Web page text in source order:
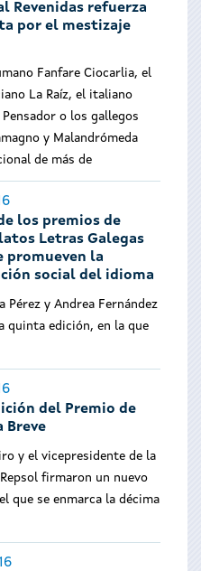
Revenidas refuerza
por el mestizaje
Fanfare Ciocarlia, el
La Raíz, el italiano
o los gallegos
y Malandrómeda
de más de
los premios de
Letras Galegas
promueven la
social del idioma
Pérez y Andrea Fernández
quinta edición, en la que
del Premio de
Breve
y el vicepresidente de la
firmaron un nuevo
que se enmarca la décima